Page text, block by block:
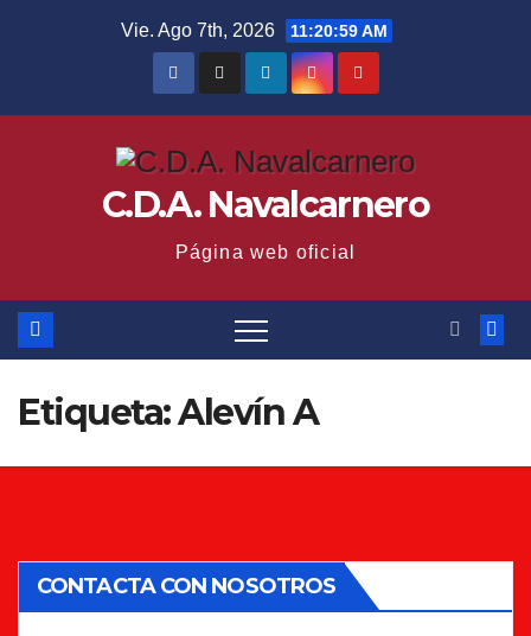
Vie. Ago 7th, 2026 11:20:59 AM
C.D.A. Navalcarnero
Página web oficial
Etiqueta:Alevín A
CONTACTA CON NOSOTROS